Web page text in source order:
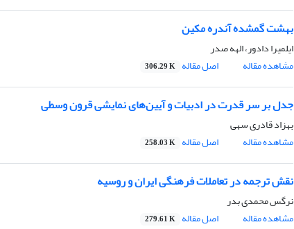
بهشت گمشده آندره مکین
ایلمیرا دادور، الهه صدر
مشاهده مقاله
اصل مقاله 306.29 K
جدل بر سر قدرت در ادبیات و آیین‌های نمایشی قرون وسطی
بهزاد قادری سهی
مشاهده مقاله
اصل مقاله 258.03 K
نقش ترجمه در تعاملات فرهنگی ایران و روسیه
نرگس محمدی بدر
مشاهده مقاله
اصل مقاله 279.61 K